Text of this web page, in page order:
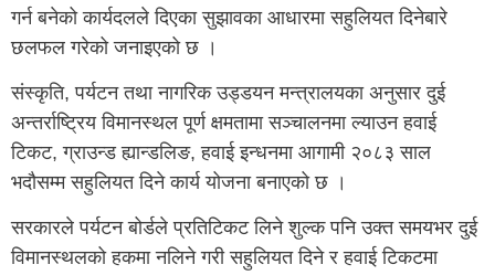
गर्न बनेको कार्यदलले दिएका सुझावका आधारमा सहुलियत दिनेबारे
छलफल गरेको जनाइएको छ ।
संस्कृति, पर्यटन तथा नागरिक उड्डयन मन्त्रालयका अनुसार दुई
अन्तर्राष्ट्रिय विमानस्थल पूर्ण क्षमतामा सञ्चालनमा ल्याउन हवाई
टिकट, ग्राउन्ड ह्यान्डलिङ, हवाई इन्धनमा आगामी २०८३ साल
भदौसम्म सहुलियत दिने कार्य योजना बनाएको छ ।
सरकारले पर्यटन बोर्डले प्रतिटिकट लिने शुल्क पनि उक्त समयभर दुई
विमानस्थलको हकमा नलिने गरी सहुलियत दिने र हवाई टिकटमा